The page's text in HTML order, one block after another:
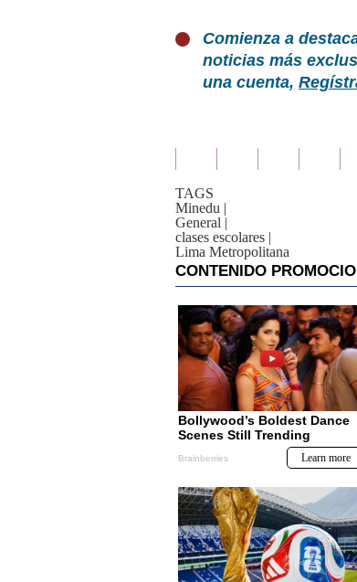
Comienza a
noticias más
una cuenta,
TAGS
Minedu |
General |
clases escolares |
Lima Metropolitana